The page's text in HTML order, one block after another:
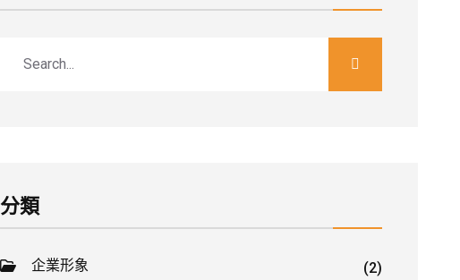
分類
企業形象 (2)